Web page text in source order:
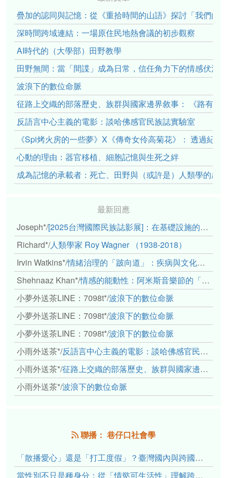
疊加的認同與記憶：從《重拾時間的山語》探討「我們的
深時間跨域連結：一場原住民地熱會議的初步觀察
AI時代的（大學部）田野教學
田野無間：當「間諜」成為日常，信任角力下的情感伏流
波浪下的數位命脈
征路上交織的部落歷史、族群與國家邊界敘事： 《路有
反語言中心主義的電影：談哈佛感官民族誌實驗室
《Spi烤火房的一些夢》X《傳奇女伶高菊花》： 透過紀
心動的理由：器官移植、細胞記憶與生死之絆
成為記憶的承載者：死亡、田野與（或許是）人類學的成
最新回應
Joseph*/[2025台灣國際民族誌影展]：在基礎設施的邊緣，聆聽人的呼吸
Richard*/人類學家 Roy Wagner （1938-2018）
Irvin Watkins*/情緒治理的「跛向道」：疾病與文化象徵的轉變舉例
Shehnaaz Khan*/情感的能動性：阿米斯音樂節的「對話觀察」
小夢外送茶LINE：7098t*/波浪下的數位命脈
小夢外送茶LINE：7098t*/波浪下的數位命脈
小夢外送茶LINE：7098t*/波浪下的數位命脈
小雨外送茶*/反語言中心主義的電影：談哈佛感官民族誌實驗室
小雨外送茶*/征路上交織的部落歷史、族群與國家邊界敘事： 《路有多長》、《高砂的翅膀》、《檔案／李光輝》
小雨外送茶*/波浪下的數位命脈
聯播： 巷仔口社會學
「散播愛心」還是「打工度假」？臺灣國內與跨國捐卵的利他修辭、金錢動機與身體代價
當性別不只是種身分：從「情慾可生活性」理解跨性別者的身體、慾望與認同探索